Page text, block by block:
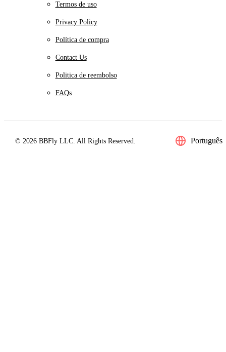
Termos de uso
Privacy Policy
Política de compra
Contact Us
Politica de reembolso
FAQs
© 2026 BBFly LLC. All Rights Reserved. Português